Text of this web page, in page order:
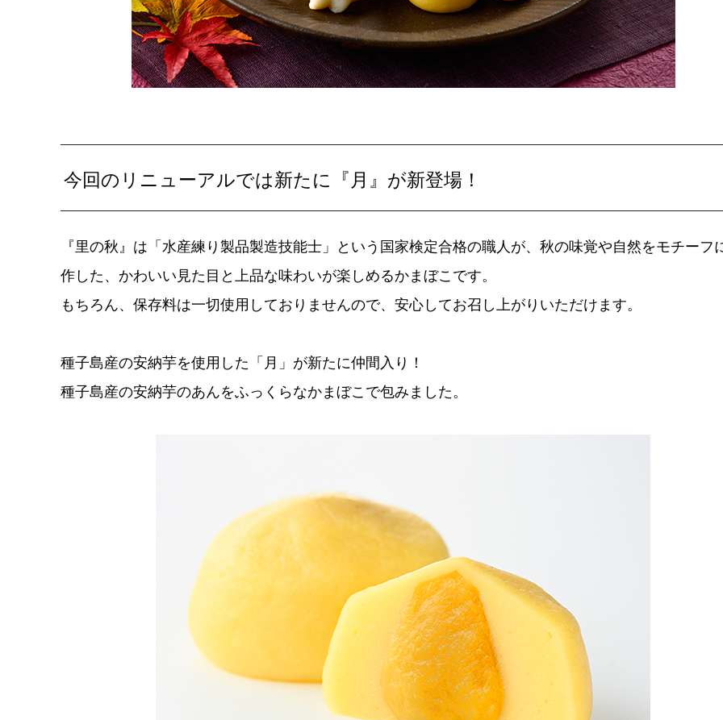
今回のリニューアルでは新たに『月』が新登場！
『里の秋』は「水産練り製品製造技能士」という国家検定合格の職人が、秋の味覚や自然をモチーフ
作した、かわいい見た目と上品な味わいが楽しめるかまぼこです。
もちろん、保存料は一切使用しておりませんので、安心してお召し上がりいただけます。
種子島産の安納芋を使用した「月」が新たに仲間入り！
種子島産の安納芋のあんをふっくらなかまぼこで包みました。